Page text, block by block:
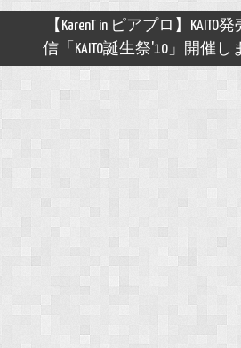
【KarenT in ピアプロ】KAITO
信「KAITO誕生祭'10」開催し